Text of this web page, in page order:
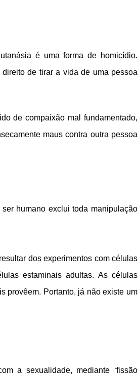
é uma forma de homicídio.
de tirar a vida de uma pessoa
de compaixão mal fundamentado,
maus contra outra pessoa
humano exclui toda manipulação
dos experimentos com células
estaminais adultas. As células
provêem. Portanto, já não existe um
a sexualidade, mediante ‘fissão